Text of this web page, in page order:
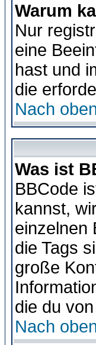
Warum
Nur
eine
hast und
die
Nach
Was ist
BBCode
kannst,
einzelnen
die Tags
große
die du
Nach